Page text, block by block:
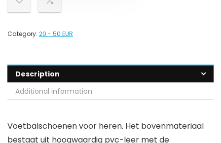
Category: 20 - 50 EUR
Description
Additional information
Voetbalschoenen voor heren. Het bovenmateriaal
bestaat uit hoogwaardig pvc-leer met de